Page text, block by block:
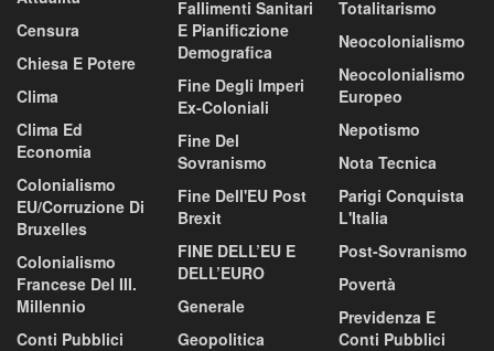
Censura
Chiesa E Potere
Clima
Clima Ed
Economia
Colonialismo
EU/corruzione Di
Bruxelles
Colonialismo
Francese Del III.
Millennio
Conti Pubblici
Fallimenti Sanitari
E Pianificzione
Demografica
Fine Degli Imperi
Ex-Coloniali
Fine Del
Sovranismo
Fine Dell'EU Post
Brexit
FINE DELL’EU E
DELL’EURO
Generale
Geopolitica
Totalitarismo
Neocolonialismo
Neocolonialismo
Europeo
Nepotismo
Nota Tecnica
Parigi Conquista
L'Italia
Post-Sovranismo
Povertà
Previdenza E
Conti Pubblici